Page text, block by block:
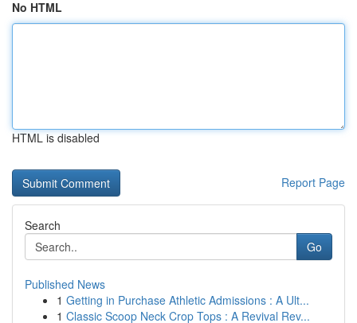
No HTML
HTML is disabled
Report Page
Search
Go
Published News
1 Getting in Purchase Athletic Admissions : A Ult...
1 Classic Scoop Neck Crop Tops : A Revival Rev...